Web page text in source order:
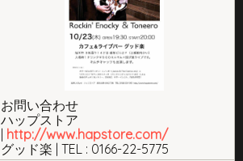
お問い合わせ
ハップストア
| http://www.hapstore.com/
グッド楽 | TEL : 0166-22-5775